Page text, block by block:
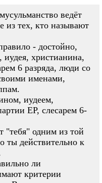
ведёт
из тех, кто называют
- достойно,
иудея, христианина,
6 разряда, люди со
именами,
иудеем,
ЕР, слесарем 6-
"тебя" одним из той
ты действительно к
ли
критерии